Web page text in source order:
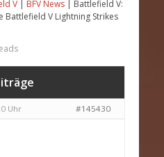
V | BFV News | Battlefield V:
Battlefield V Lightning Strikes
Uhr #145430